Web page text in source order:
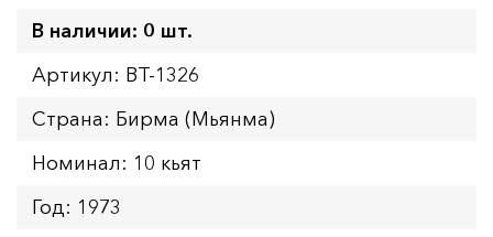
В наличии: 0 шт.
Артикул: BT-1326
Страна: Бирма (Мьянма)
Номинал: 10 кьят
Год: 1973